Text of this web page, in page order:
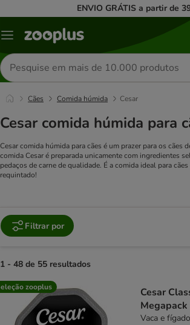
ENVIO GRÁTIS a partir de
Menu
Pesquisar
produtos
Cães Comida húmida Cesar
Cesar comida húmida para
Cesar comida húmida para cães é um prazer para os cães
comida Cesar é preparada unicamente com ingredientes
pedaços de carne de qualidade. É a comida ideal para
requintado!
Filtrar por
1 - 48 de 55 resultados
product items have been changed
zooplus
Cesar
Megapack
Vaca e fígado